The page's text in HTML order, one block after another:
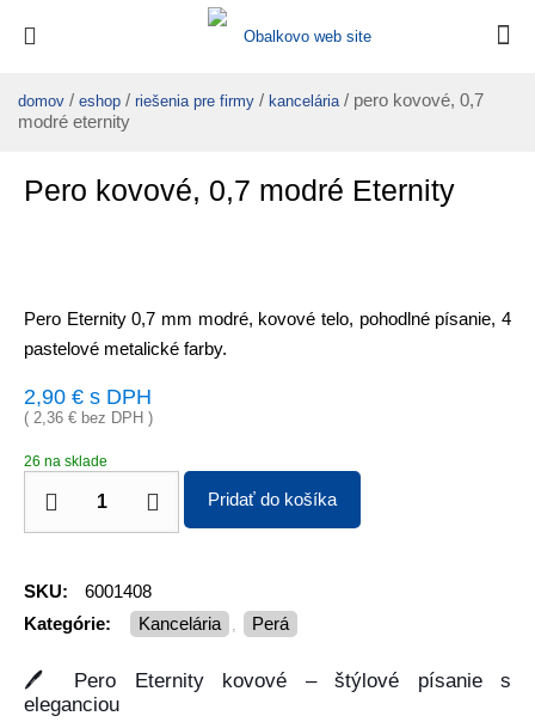
domov / eshop / riešenia pre firmy / kancelária / pero kovové, 0,7
modré eternity
Pero kovové, 0,7 modré Eternity
Pero Eternity 0,7 mm modré, kovové telo, pohodlné písanie, 4
pastelové metalické farby.
2,90 € s DPH
( 2,36 € bez DPH )
26 na sklade
Pridať do košíka
SKU:
6001408
Kategórie:
Kancelária , Perá
🖊️ Pero Eternity kovové – štýlové písanie s
eleganciou